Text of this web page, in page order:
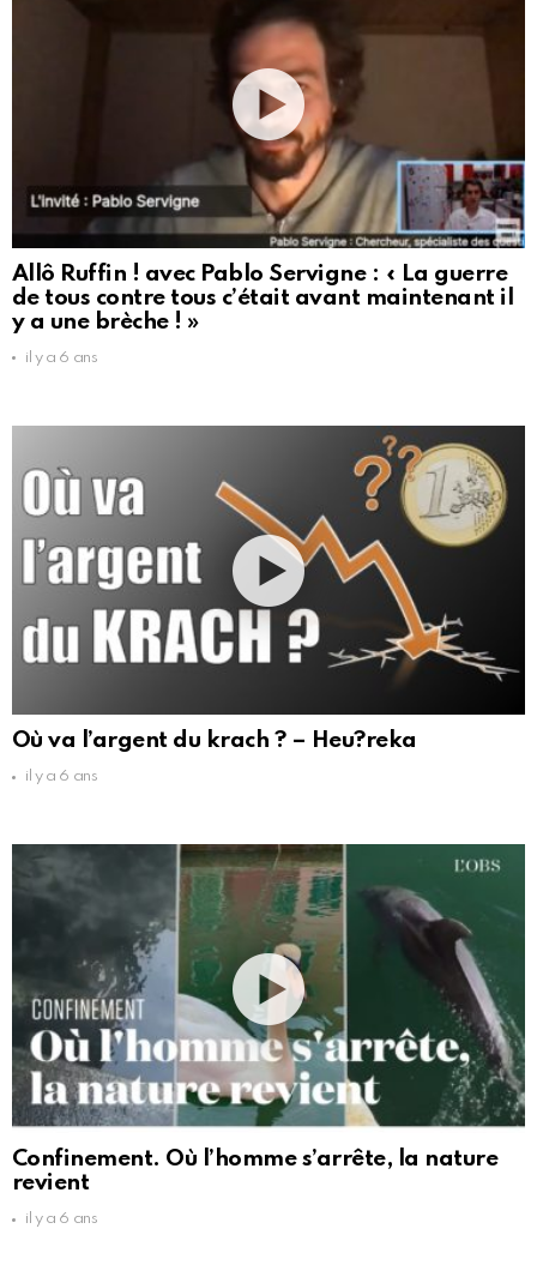
Allô Ruffin ! avec Pablo Servigne : « La guerre
de tous contre tous c’était avant maintenant il
y a une brèche ! »
il y a 6 ans
Où va l’argent du krach ? – Heu?reka
il y a 6 ans
Confinement. Où l’homme s’arrête, la nature
revient
il y a 6 ans